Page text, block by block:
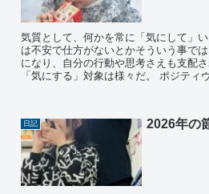
気質として、何かを常に「気にして」
は不安で仕方がないとかそういう事で
になり、自分の行動や思考さえも支配
「気にする」対象は様々だ。 ポジティ
日記 2026年の